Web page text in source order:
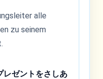
alle
zu seinem
レゼントをさしあ